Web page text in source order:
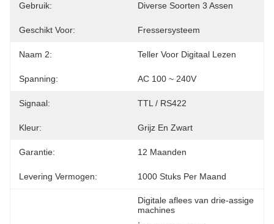
Gebruik: Diverse Soorten 3 Assen
Geschikt Voor: Fressersysteem
Naam 2: Teller Voor Digitaal Lezen
Spanning: AC 100 ~ 240V
Signaal: TTL / RS422
Kleur: Grijz En Zwart
Garantie: 12 Maanden
Levering Vermogen: 1000 Stuks Per Maand
Digitale aflees van drie-assige
machines